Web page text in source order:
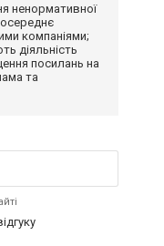
ненормативної
компаніями;
діяльність
посилань на
та